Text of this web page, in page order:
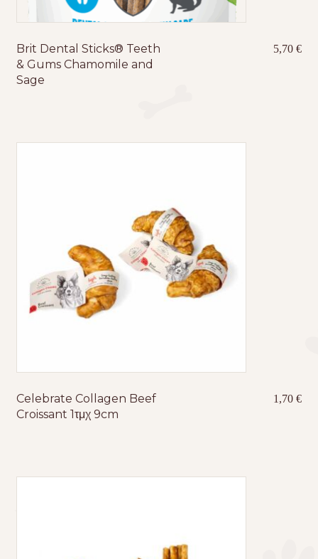
Brit Dental Sticks® Teeth
& Gums Chamomile and
Sage
5,70€
Celebrate Collagen Beef
Croissant 1τμχ 9cm
1,70€